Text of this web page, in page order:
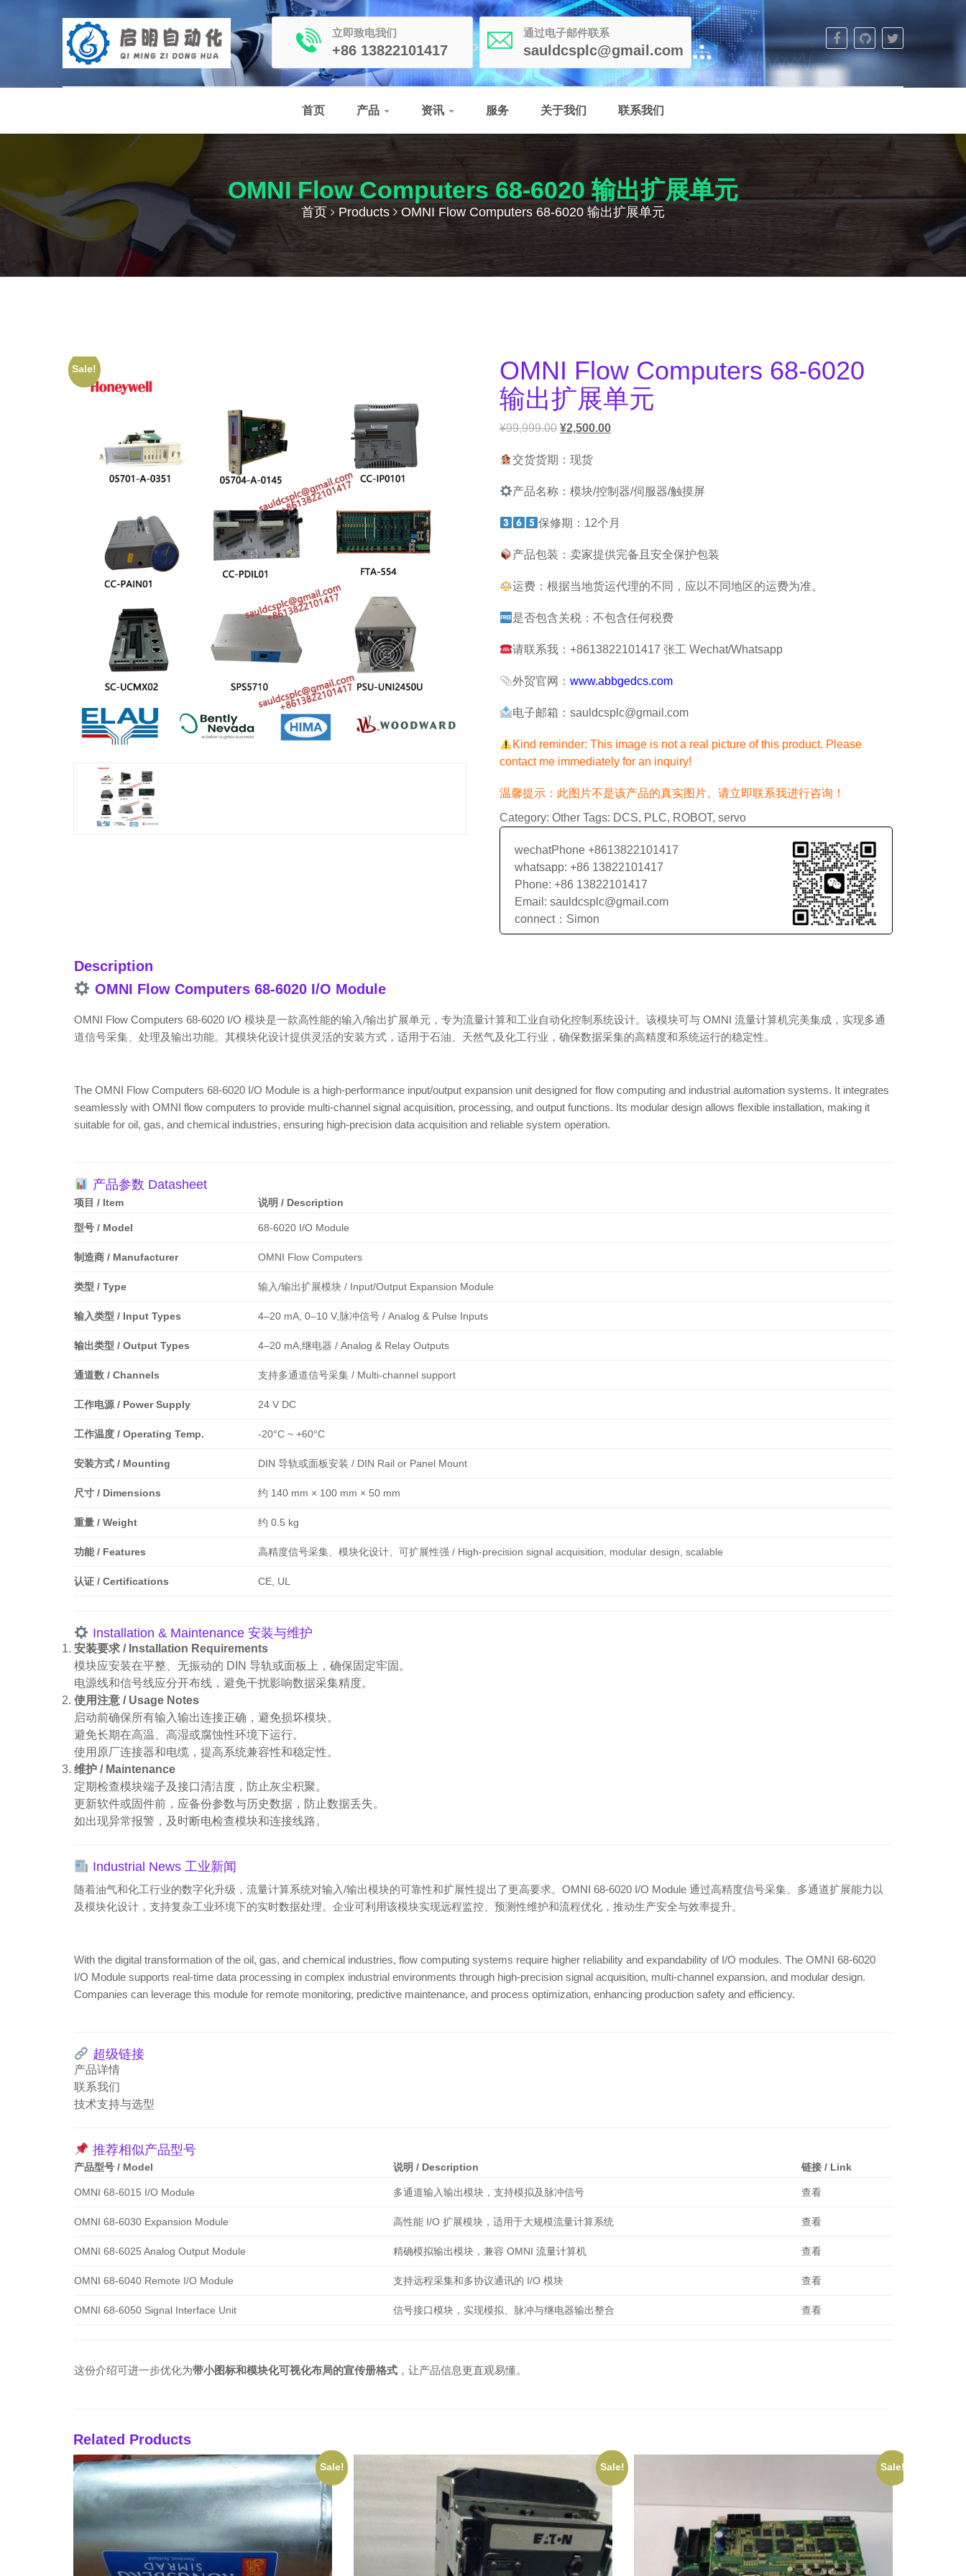
立即致电我们
+86 13822101417
通过电子邮件联系
sauldcsplc@gmail.com
首页 产品 资讯 服务 关于我们 联系我们
OMNI Flow Computers 68-6020 输出扩展单元
首页 Products OMNI Flow Computers 68-6020 输出扩展单元
Sale!
OMNI Flow Computers 68-6020
输出扩展单元
¥99,999.00 ¥2,500.00
交货货期：现货
产品名称：模块/控制器/伺服器/触摸屏
保修期：12个月
产品包装：卖家提供完备且安全保护包装
运费：根据当地货运代理的不同，应以不同地区的运费为准。
是否包含关税：不包含任何税费
请联系我：+8613822101417 张工 Wechat/Whatsapp
外贸官网：www.abbgedcs.com
电子邮箱：sauldcsplc@gmail.com
Kind reminder: This image is not a real picture of this product. Please
contact me immediately for an inquiry!
温馨提示：此图片不是该产品的真实图片。请立即联系我进行咨询！
Category: Other Tags: DCS, PLC, ROBOT, servo
wechatPhone +8613822101417
whatsapp: +86 13822101417
Phone: +86 13822101417
Email: sauldcsplc@gmail.com
connect：Simon
Description
OMNI Flow Computers 68-6020 I/O Module
OMNI Flow Computers 68-6020 I/O 模块是一款高性能的输入/输出扩展单元，专为流量计算和工业自动化控制系统设计。该模块可与 OMNI 流量计算机完美集成，实现多通
道信号采集、处理及输出功能。其模块化设计提供灵活的安装方式，适用于石油、天然气及化工行业，确保数据采集的高精度和系统运行的稳定性。
The OMNI Flow Computers 68-6020 I/O Module is a high-performance input/output expansion unit designed for flow computing and industrial automation systems. It integrates
seamlessly with OMNI flow computers to provide multi-channel signal acquisition, processing, and output functions. Its modular design allows flexible installation, making it
suitable for oil, gas, and chemical industries, ensuring high-precision data acquisition and reliable system operation.
产品参数 Datasheet
项目 / Item 说明 / Description
型号 / Model 68-6020 I/O Module
制造商 / Manufacturer OMNI Flow Computers
类型 / Type 输入/输出扩展模块 / Input/Output Expansion Module
输入类型 / Input Types 4–20 mA, 0–10 V,脉冲信号 / Analog & Pulse Inputs
输出类型 / Output Types 4–20 mA,继电器 / Analog & Relay Outputs
通道数 / Channels 支持多通道信号采集 / Multi-channel support
工作电源 / Power Supply 24 V DC
工作温度 / Operating Temp. -20°C ~ +60°C
安装方式 / Mounting DIN 导轨或面板安装 / DIN Rail or Panel Mount
尺寸 / Dimensions 约 140 mm × 100 mm × 50 mm
重量 / Weight 约 0.5 kg
功能 / Features 高精度信号采集、模块化设计、可扩展性强 / High-precision signal acquisition, modular design, scalable
认证 / Certifications CE, UL
Installation & Maintenance 安装与维护
安装要求 / Installation Requirements
模块应安装在平整、无振动的 DIN 导轨或面板上，确保固定牢固。
电源线和信号线应分开布线，避免干扰影响数据采集精度。
使用注意 / Usage Notes
启动前确保所有输入输出连接正确，避免损坏模块。
避免长期在高温、高湿或腐蚀性环境下运行。
使用原厂连接器和电缆，提高系统兼容性和稳定性。
维护 / Maintenance
定期检查模块端子及接口清洁度，防止灰尘积聚。
更新软件或固件前，应备份参数与历史数据，防止数据丢失。
如出现异常报警，及时断电检查模块和连接线路。
Industrial News 工业新闻
随着油气和化工行业的数字化升级，流量计算系统对输入/输出模块的可靠性和扩展性提出了更高要求。OMNI 68-6020 I/O Module 通过高精度信号采集、多通道扩展能力以
及模块化设计，支持复杂工业环境下的实时数据处理。企业可利用该模块实现远程监控、预测性维护和流程优化，推动生产安全与效率提升。
With the digital transformation of the oil, gas, and chemical industries, flow computing systems require higher reliability and expandability of I/O modules. The OMNI 68-6020
I/O Module supports real-time data processing in complex industrial environments through high-precision signal acquisition, multi-channel expansion, and modular design.
Companies can leverage this module for remote monitoring, predictive maintenance, and process optimization, enhancing production safety and efficiency.
超级链接
产品详情
联系我们
技术支持与选型
推荐相似产品型号
产品型号 / Model 说明 / Description 链接 / Link
OMNI 68-6015 I/O Module 多通道输入输出模块，支持模拟及脉冲信号 查看
OMNI 68-6030 Expansion Module 高性能 I/O 扩展模块，适用于大规模流量计算系统 查看
OMNI 68-6025 Analog Output Module 精确模拟输出模块，兼容 OMNI 流量计算机 查看
OMNI 68-6040 Remote I/O Module 支持远程采集和多协议通讯的 I/O 模块 查看
OMNI 68-6050 Signal Interface Unit 信号接口模块，实现模拟、脉冲与继电器输出整合 查看
这份介绍可进一步优化为带小图标和模块化可视化布局的宣传册格式 ，让产品信息更直观易懂。
Related Products
Sale! Sale! Sale!